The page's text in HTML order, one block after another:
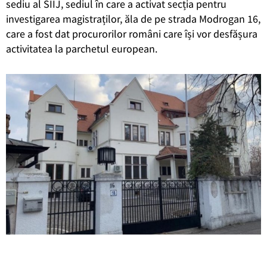
sediu al SIIJ, sediul în care a activat secția pentru
investigarea magistraților, ăla de pe strada Modrogan 16,
care a fost dat procurorilor români care își vor desfășura
activitatea la parchetul european.